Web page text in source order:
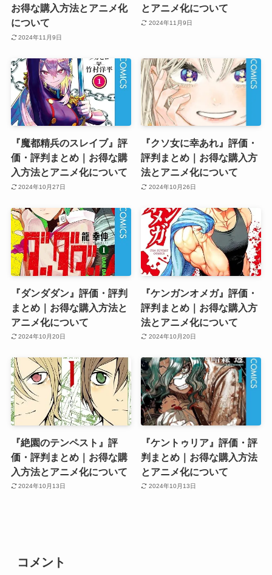
お得な購入方法とアニメ化
について
2024年11月9日
とアニメ化について
2024年11月9日
『魔都精兵のスレイブ』評
価・評判まとめ｜お得な購
入方法とアニメ化について
2024年10月27日
『クソ女に幸あれ』評価・
評判まとめ｜お得な購入方
法とアニメ化について
2024年10月26日
『ダンダダン』評価・評判
まとめ｜お得な購入方法と
アニメ化について
2024年10月20日
『ケンガンオメガ』評価・
評判まとめ｜お得な購入方
法とアニメ化について
2024年10月20日
『絶園のテンペスト』評
価・評判まとめ｜お得な購
入方法とアニメ化について
2024年10月13日
『ケントゥリア』評価・評
判まとめ｜お得な購入方法
とアニメ化について
2024年10月13日
コメント